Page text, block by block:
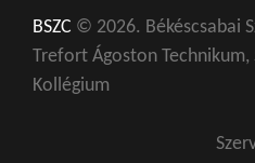
BSZC © 2026. Békéscsabai
Trefort Ágoston Technikum,
Kollégium